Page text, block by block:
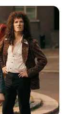
felhívott
vagyok
van és
ki a csaj” –